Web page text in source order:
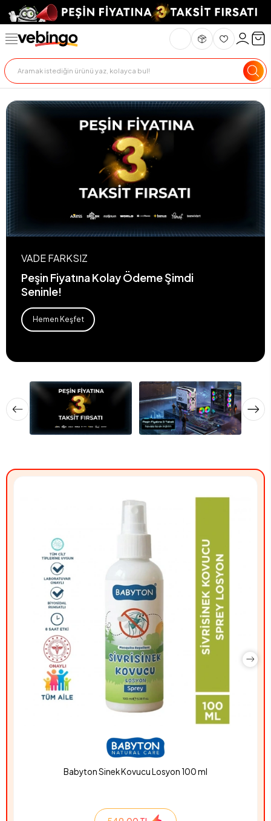
VADE FARKSIZ
Peşin Fiyatına Kolay Ödeme Şimdi
Seninle!
Hemen Keşfet
Babyton Sinek Kovucu Losyon 100 ml